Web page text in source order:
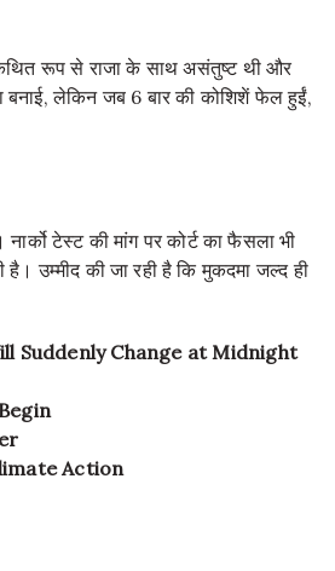
रूप से राजा के साथ असंतुष्ट थी और
बनाई, लेकिन जब 6 बार की कोशिशें फेल हुईं,
टेस्ट की मांग पर कोर्ट का फैसला भी
उम्मीद की जा रही है कि मुकदमा जल्द ही
Suddenly Change at Midnight
Action